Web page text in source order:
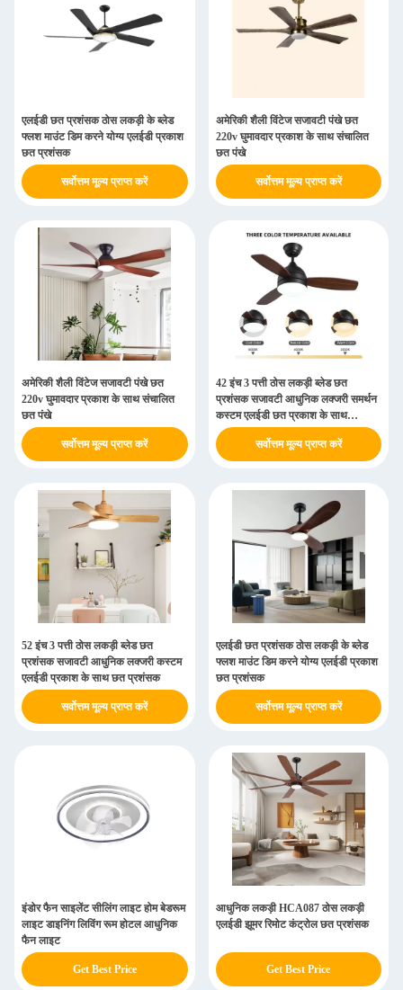
एलईडी छत प्रशंसक ठोस लकड़ी के ब्लेड
फ्लश माउंट डिम करने योग्य एलईडी प्रकाश
छत प्रशंसक
सर्वोत्तम मूल्य प्राप्त करें
अमेरिकी शैली विंटेज सजावटी पंखे छत
220v घुमावदार प्रकाश के साथ संचालित
छत पंखे
सर्वोत्तम मूल्य प्राप्त करें
अमेरिकी शैली विंटेज सजावटी पंखे छत
220v घुमावदार प्रकाश के साथ संचालित
छत पंखे
सर्वोत्तम मूल्य प्राप्त करें
42 इंच 3 पत्ती ठोस लकड़ी ब्लेड छत
प्रशंसक सजावटी आधुनिक लक्जरी समर्थन
कस्टम एलईडी छत प्रकाश के साथ
प्रशंसक
सर्वोत्तम मूल्य प्राप्त करें
52 इंच 3 पत्ती ठोस लकड़ी ब्लेड छत
प्रशंसक सजावटी आधुनिक लक्जरी कस्टम
एलईडी प्रकाश के साथ छत प्रशंसक
सर्वोत्तम मूल्य प्राप्त करें
एलईडी छत प्रशंसक ठोस लकड़ी के ब्लेड
फ्लश माउंट डिम करने योग्य एलईडी प्रकाश
छत प्रशंसक
सर्वोत्तम मूल्य प्राप्त करें
इंडोर फैन साइलेंट सीलिंग लाइट होम बेडरूम
लाइट डाइनिंग लिविंग रूम होटल आधुनिक
फैन लाइट
Get Best Price
आधुनिक लकड़ी HCA087 ठोस लकड़ी
एलईडी झूमर रिमोट कंट्रोल छत प्रशंसक
Get Best Price